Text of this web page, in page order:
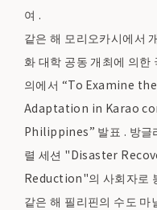
여 .
같은 해 모리오카시에서
화 대학 공동 개최에 의한
의에서 “To Examine
Adaptation in Karao
Philippines” 발표 . 방글
렬 세션 "Disaster
Reduction"의 사회자로
같은 해 필리핀의 수도